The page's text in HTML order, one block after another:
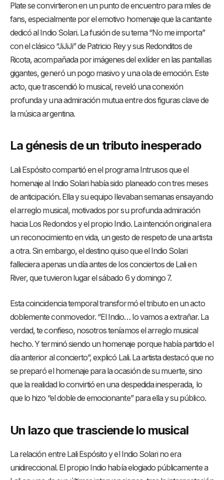
Plate se convirtieron en un punto de encuentro para miles de
fans, especialmente por el emotivo homenaje que la cantante
dedicó al Indio Solari. La fusión de su tema “No me importa”
con el clásico “JiJiJi” de Patricio Rey y sus Redonditos de
Ricota, acompañada por imágenes del exlíder en las pantallas
gigantes, generó un pogo masivo y una ola de emoción. Este
acto, que trascendió lo musical, reveló una conexión
profunda y una admiración mutua entre dos figuras clave de
la música argentina.
La génesis de un tributo inesperado
Lali Espósito compartió en el programa Intrusos que el
homenaje al Indio Solari había sido planeado con tres meses
de anticipación. Ella y su equipo llevaban semanas ensayando
el arreglo musical, motivados por su profunda admiración
hacia Los Redondos y el propio Indio. La intención original era
un reconocimiento en vida, un gesto de respeto de una artista
a otra. Sin embargo, el destino quiso que el Indio Solari
falleciera apenas un día antes de los conciertos de Lali en
River, que tuvieron lugar el sábado 6 y domingo 7.
Esta coincidencia temporal transformó el tributo en un acto
doblemente conmovedor. “El Indio… lo vamos a extrañar. La
verdad, te confieso, nosotros teníamos el arreglo musical
hecho. Y terminó siendo un homenaje porque había partido el
día anterior al concierto”, explicó Lali. La artista destacó que no
se preparó el homenaje para la ocasión de su muerte, sino
que la realidad lo convirtió en una despedida inesperada, lo
que lo hizo “el doble de emocionante” para ella y su público.
Un lazo que trasciende lo musical
La relación entre Lali Espósito y el Indio Solari no era
unidireccional. El propio Indio había elogiado públicamente a